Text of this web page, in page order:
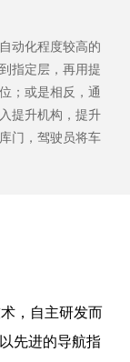
动化程度较高的
指定层，再用提
；或是相反，通
提升机构，提升
门，驾驶员将车
，自主研发而
先进的导航指